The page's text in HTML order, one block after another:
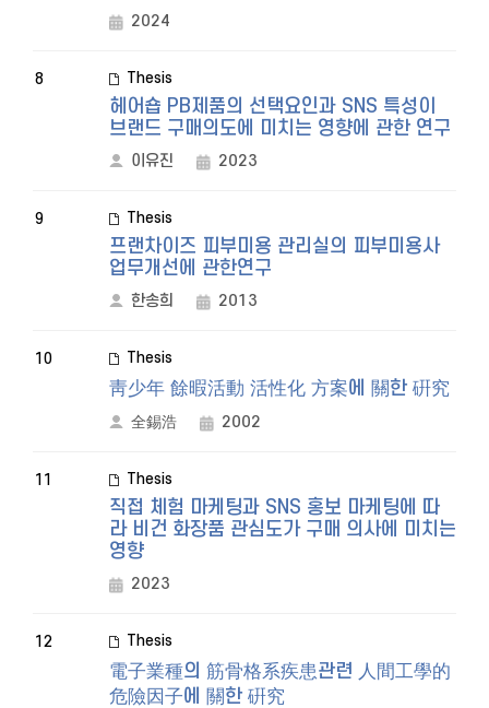
2024
8 Thesis
헤어숍 PB제품의 선택요인과 SNS 특성이
브랜드 구매의도에 미치는 영향에 관한 연구
이유진 2023
9 Thesis
프랜차이즈 피부미용 관리실의 피부미용사
업무개선에 관한연구
한송희 2013
10 Thesis
靑少年 餘暇活動 活性化 方案에 關한 硏究
全錫浩 2002
11 Thesis
직접 체험 마케팅과 SNS 홍보 마케팅에 따
라 비건 화장품 관심도가 구매 의사에 미치는
영향
2023
12 Thesis
電子業種의 筋骨格系疾患관련 人間工學的
危險因子에 關한 硏究